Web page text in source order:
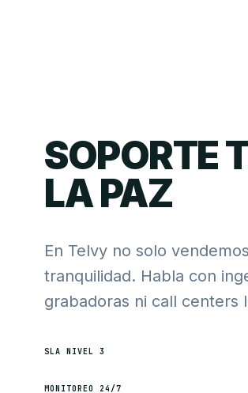
SOPORTE
LA PAZ
En Telvy no solo
tranquilidad. Habla con
grabadoras ni call centers
SLA NIVEL 3
MONITOREO 24/7